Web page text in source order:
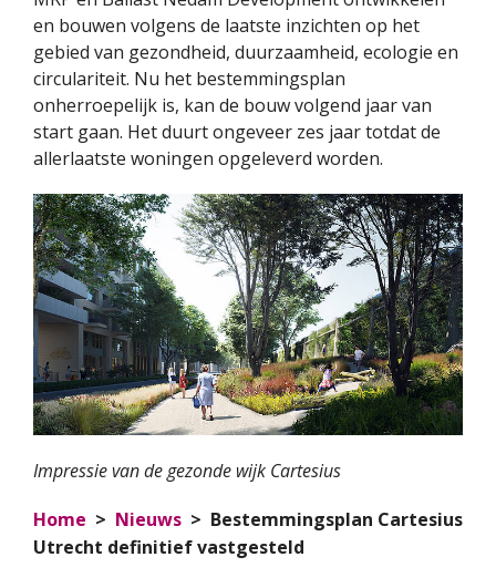
en bouwen volgens de laatste inzichten op het
gebied van gezondheid, duurzaamheid, ecologie en
circulariteit. Nu het bestemmingsplan
onherroepelijk is, kan de bouw volgend jaar van
start gaan. Het duurt ongeveer zes jaar totdat de
allerlaatste woningen opgeleverd worden.
Impressie van de gezonde wijk Cartesius
Home
Nieuws
Bestemmingsplan Cartesius
Utrecht definitief vastgesteld